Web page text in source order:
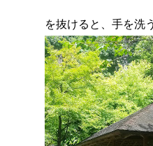
を抜けると、手を洗